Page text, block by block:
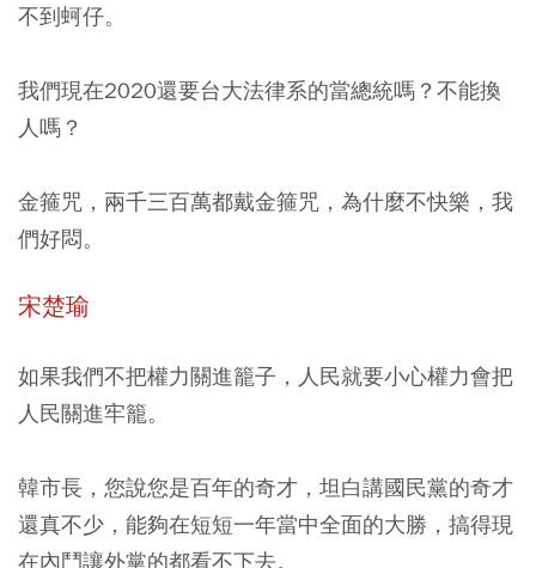
不到蚵仔。
我們現在2020還要台大法律系的當總統嗎？不能換
人嗎？
金箍咒，兩千三百萬都戴金箍咒，為什麼不快樂，我
們好悶。
宋楚瑜
如果我們不把權力關進籠子，人民就要小心權力會把
人民關進牢籠。
韓市長，您說您是百年的奇才，坦白講國民黨的奇才
還真不少，能夠在短短一年當中全面的大勝，搞得現
在內鬥讓外黨的都看不下去。